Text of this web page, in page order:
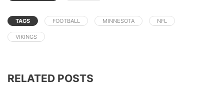
TAGS FOOTBALL MINNESOTA NFL
VIKINGS
RELATED POSTS